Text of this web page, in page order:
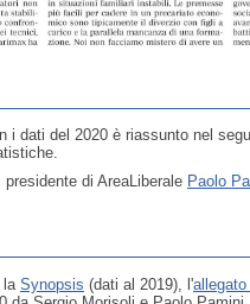
i dati del 2020 è riassunto nel
presidente di AreaLiberale Paolo
la Synopsis (dati al 2019), l'